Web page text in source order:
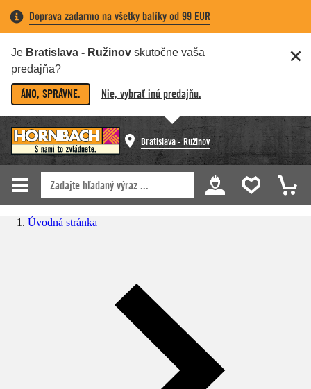
Doprava zadarmo na všetky balíky od 99 EUR
Je Bratislava - Ružinov skutočne vaša
predajňa?
ÁNO, SPRÁVNE. Nie, vybrať inú predajňu.
Bratislava - Ružinov
Úvodná stránka